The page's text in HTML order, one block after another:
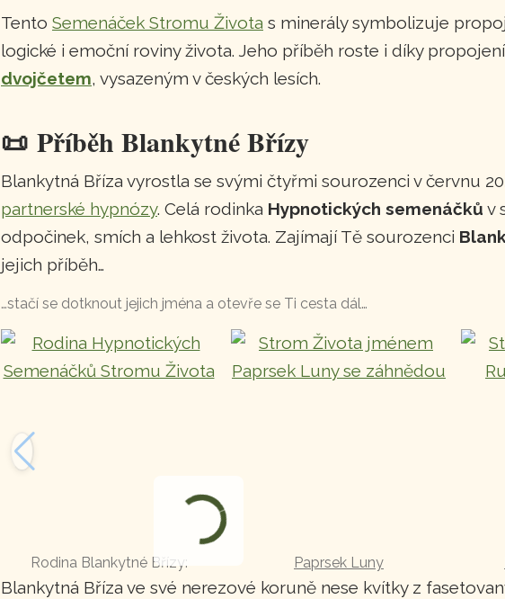
Tento Semenáček Stromu Života s minerály symbolizuje
logické i emoční roviny života. Jeho příběh roste i díky
dvojčetem, vysazeným v českých lesích.
📜 Příběh Blankytné Břízy
Blankytná Bříza vyrostla se svými čtyřmi sourozenci v červnu
partnerské hypnózy. Celá rodinka Hypnotických semenáčků v
odpočinek, smích a lehkost života. Zajímají Tě sourozenci
jejich příběh…
…stačí se dotknout jejich jména a otevře se Ti cesta dál…
Rodina Blankytné Břízy: Paprsek Luny
Blankytná Bříza ve své nerezové koruně nese kvítky z